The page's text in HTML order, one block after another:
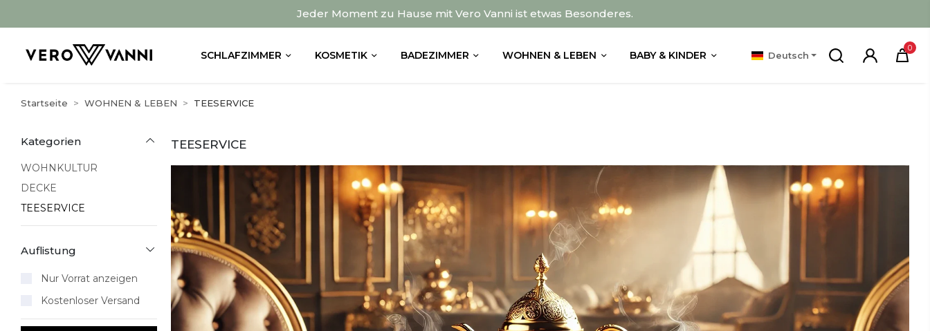
Jeder Moment zu Hause mit Vero Vanni ist etwas Besonderes.
SCHLAFZIMMER KOSMETIK BADEZIMMER WOHNEN & LEBEN BABY & KINDER Deutsch
0
Startseite WOHNEN & LEBEN TEESERVICE
Kategorien
WOHNKULTUR
DECKE
TEESERVICE
Auflistung
Nur Vorrat anzeigen
Kostenloser Versand
TEESERVICE